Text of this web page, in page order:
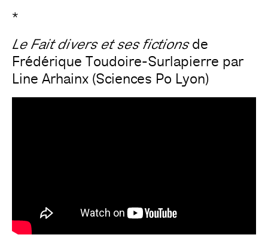
*
Le Fait divers et ses fictionsde
Frédérique Toudoire-Surlapierre par
Line Arhainx (Sciences Po Lyon)